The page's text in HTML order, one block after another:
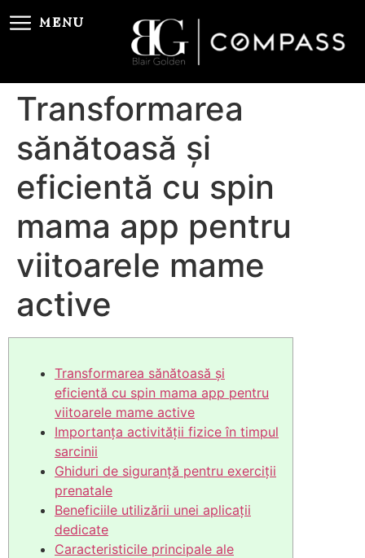
MENU
Transformarea
sănătoasă și
eficientă cu spin
mama app pentru
viitoarele mame
active
Transformarea sănătoasă și
eficientă cu spin mama app pentru
viitoarele mame active
Importanța activității fizice în timpul
sarcinii
Ghiduri de siguranță pentru exerciții
prenatale
Beneficiile utilizării unei aplicații
dedicate
Caracteristicile principale ale